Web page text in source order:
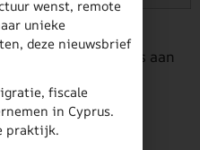
nieuwe inwoners aan
wenst, remote
unieke
deze nieuwsbrief
fiscale
in Cyprus.
praktijk.